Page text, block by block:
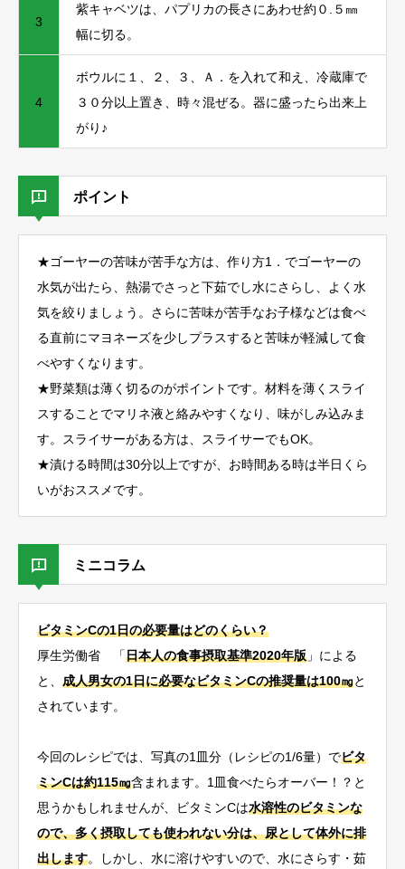
3
紫キャベツは、パプリカの長さにあわせ約０.５㎜
幅に切る。
4
ボウルに１、２、３、Ａ．を入れて和え、冷蔵庫で
３０分以上置き、時々混ぜる。器に盛ったら出来上
がり♪
ポイント
★ゴーヤーの苦味が苦手な方は、作り方1．でゴーヤーの
水気が出たら、熱湯でさっと下茹でし水にさらし、よく水
気を絞りましょう。さらに苦味が苦手なお子様などは食べ
る直前にマヨネーズを少しプラスすると苦味が軽減して食
べやすくなります。
★野菜類は薄く切るのがポイントです。材料を薄くスライ
スすることでマリネ液と絡みやすくなり、味がしみ込みま
す。スライサーがある方は、スライサーでもOK。
★漬ける時間は30分以上ですが、お時間ある時は半日くら
いがおススメです。
ミニコラム
ビタミンCの1日の必要量はどのくらい？
厚生労働省 「日本人の食事摂取基準2020年版 」による
と、 成人男女の1日に必要なビタミンCの推奨量は100㎎と
されています。
今回のレシピでは、写真の1皿分（レシピの1/6量）でビタ
ミンCは約115㎎含まれます。1皿食べたらオーバー！？と
思うかもしれませんが、ビタミンCは水溶性のビタミンな
ので、多く摂取しても使われない分は、尿として体外に排
出します。しかし、水に溶けやすいので、水にさらす・茹